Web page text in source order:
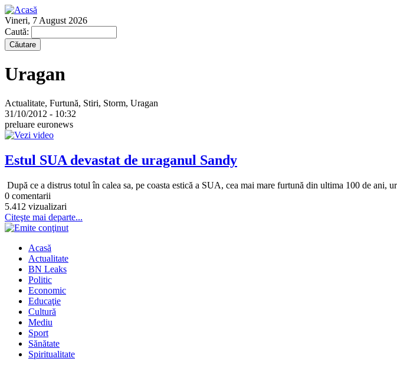
Vineri, 7 August 2026
Caută:
Uragan
Actualitate, Furtună, Stiri, Storm, Uragan
31/10/2012 - 10:32
preluare euronews
Estul SUA devastat de uraganul Sandy
După ce a distrus totul în calea sa, pe coasta estică a SUA, cea mai mare furtună din ultima 100 de ani,
0 comentarii
5.412 vizualizari
Citeşte mai departe...
Acasă
Actualitate
BN Leaks
Politic
Economic
Educaţie
Cultură
Mediu
Sport
Sănătate
Spiritualitate